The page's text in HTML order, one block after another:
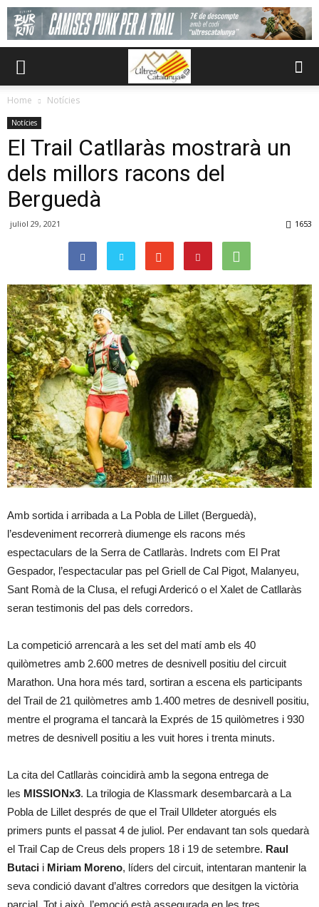
Home Notícies
Notícies
El Trail Catllaràs mostrarà un
dels millors racons del
Berguedà
juliol 29, 2021 1653
Amb sortida i arribada a La Pobla de Lillet (Berguedà),
l’esdeveniment recorrerà diumenge els racons més
espectaculars de la Serra de Catllaràs. Indrets com El Prat
Gespador, l’espectacular pas pel Griell de Cal Pigot, Malanyeu,
Sant Romà de la Clusa, el refugi Ardericó o el Xalet de Catllaràs
seran testimonis del pas dels corredors.
La competició arrencarà a les set del matí amb els 40
quilòmetres amb 2.600 metres de desnivell positiu del circuit
Marathon. Una hora més tard, sortiran a escena els participants
del Trail de 21 quilòmetres amb 1.400 metres de desnivell positiu,
mentre el programa el tancarà la Exprés de 15 quilòmetres i 930
metres de desnivell positiu a les vuit hores i trenta minuts.
La cita del Catllaràs coincidirà amb la segona entrega de
les MISSIONx3. La trilogia de Klassmark desembarcarà a La
Pobla de Lillet després de que el Trail Ulldeter atorgués els
primers punts el passat 4 de juliol. Per endavant tan sols quedarà
el Trail Cap de Creus dels propers 18 i 19 de setembre. Raul
Butaci i Miriam Moreno, líders del circuit, intentaran mantenir la
seva condició davant d’altres corredors que desitgen la victòria